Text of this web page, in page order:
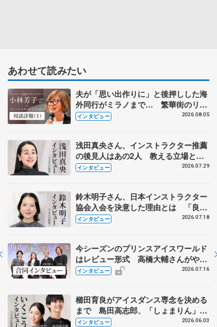
あわせて読みたい
夫が「思い出作りに」と後押しした海
外同行がミラノまで… 繁華街のリン
クでは不良のお兄さんも味方に 小林
インタビュー 2026.08.05
浅田真央さん、インストラクター推薦
の後見人はあの2人 教える立場とし
て子どもたちに伝えていることは...
インタビュー 2026.07.29
鈴木明子さん、日本インストラクター
協会入会を決意した理由とは 「良き
仲間」への思いも語る
インタビュー 2026.07.18
今シーズンのプリンスアイスワールド
はレビュー形式 高橋大輔さんがやっ
てみるなら、歌、ダンス、コント...？
インタビュー 2026.07.16
櫛田育良がアイスダンス専念を決める
まで 島田高志郎、「しょまりん」復
帰で思ったこと
インタビュー 2026.06.03